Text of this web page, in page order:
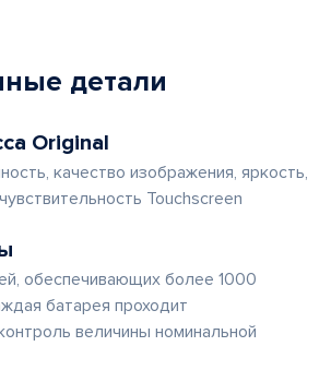
детали
Original
качество изображения, яркость,
Touchscreen
обеспечивающих более 1000
батарея проходит
величины номинальной